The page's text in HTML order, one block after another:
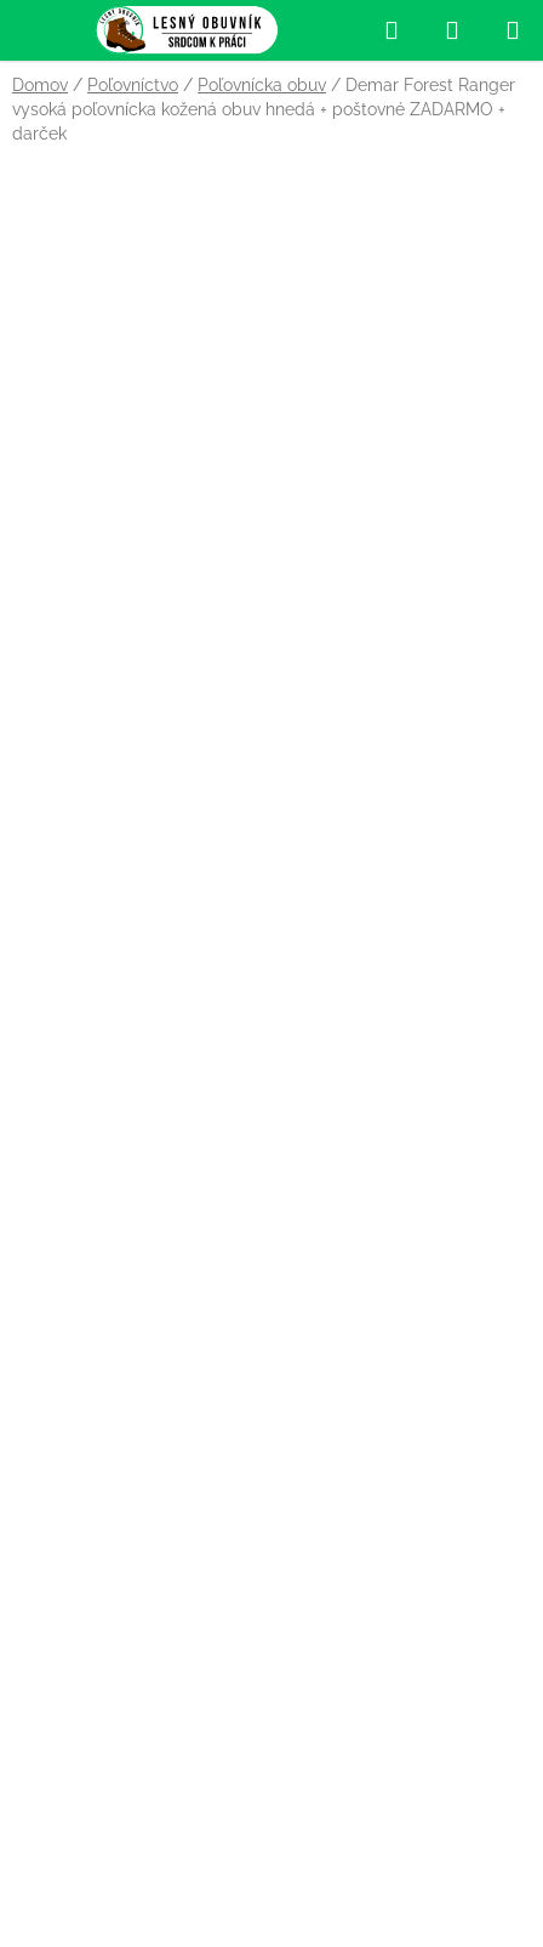
obsah
Hľadať
KOŠÍK
Domov / Poľovníctvo / Poľovnícka obuv / Demar Forest Ranger
vysoká poľovnícka kožená obuv hnedá + poštovné ZADARMO +
darček